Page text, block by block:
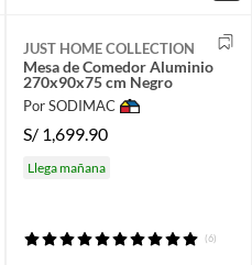
JUST HOME COLLECTION
Mesa de Comedor Aluminio
270x90x75 cm Negro
Por SODIMAC
S/ 1,699.90
Llega mañana
(6)